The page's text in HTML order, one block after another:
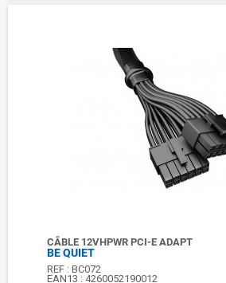
CÂBLE 12VHPWR PCI-E ADAPT
BE QUIET
REF :BC072
EAN13 : 4260052190012